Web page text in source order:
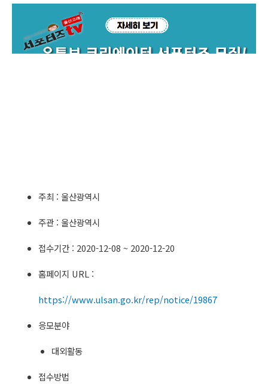
주최 : 울산광역시
주관 : 울산광역시
접수기간 : 2020-12-08 ~ 2020-12-20
홈페이지 URL :
https://www.ulsan.go.kr/rep/notice/19867
응모분야
대외활동
접수방법